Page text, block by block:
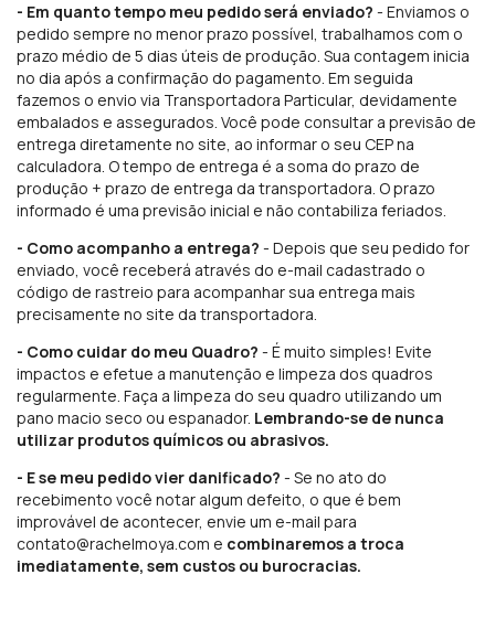
- Em quanto tempo meu pedido será enviado? - Enviamos o
pedido sempre no menor prazo possível, trabalhamos com o
prazo médio de 5 dias úteis de produção. Sua contagem inicia
no dia após a confirmação do pagamento. Em seguida
fazemos o envio via Transportadora Particular, devidamente
embalados e assegurados. Você pode consultar a previsão de
entrega diretamente no site, ao informar o seu CEP na
calculadora. O tempo de entrega é a soma do prazo de
produção + prazo de entrega da transportadora. O prazo
informado é uma previsão inicial e não contabiliza feriados.
- Como acompanho a entrega? - Depois que seu pedido for
enviado, você receberá através do e-mail cadastrado o
código de rastreio para acompanhar sua entrega mais
precisamente no site da transportadora.
- Como cuidar do meu Quadro? - É muito simples! Evite
impactos e efetue a manutenção e limpeza dos quadros
regularmente. Faça a limpeza do seu quadro utilizando um
pano macio seco ou espanador. Lembrando-se de nunca
utilizar produtos químicos ou abrasivos.
- E se meu pedido vier danificado? - Se no ato do
recebimento você notar algum defeito, o que é bem
improvável de acontecer, envie um e-mail para
contato@rachelmoya.com e combinaremos a troca
imediatamente, sem custos ou burocracias.